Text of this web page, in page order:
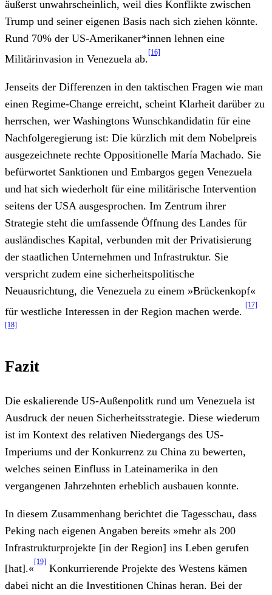
äußerst unwahrscheinlich, weil dies Konflikte zwischen
Trump und seiner eigenen Basis nach sich ziehen könnte.
Rund 70% der US-Amerikaner*innen lehnen eine
Militärinvasion in Venezuela ab.
[16]
Jenseits der Differenzen in den taktischen Fragen wie man
einen Regime-Change erreicht, scheint Klarheit darüber zu
herrschen, wer Washingtons Wunschkandidatin für eine
Nachfolgeregierung ist: Die kürzlich mit dem Nobelpreis
ausgezeichnete rechte Oppositionelle María Machado. Sie
befürwortet Sanktionen und Embargos gegen Venezuela
und hat sich wiederholt für eine militärische Intervention
seitens der USA ausgesprochen. Im Zentrum ihrer
Strategie steht die umfassende Öffnung des Landes für
ausländisches Kapital, verbunden mit der Privatisierung
der staatlichen Unternehmen und Infrastruktur. Sie
verspricht zudem eine sicherheitspolitische
Neuausrichtung, die Venezuela zu einem »Brückenkopf«
für westliche Interessen in der Region machen werde.
[17]
[18]
Fazit
Die eskalierende US-Außenpolitk rund um Venezuela ist
Ausdruck der neuen Sicherheitsstrategie. Diese wiederum
ist im Kontext des relativen Niedergangs des US-
Imperiums und der Konkurrenz zu China zu bewerten,
welches seinen Einfluss in Lateinamerika in den
vergangenen Jahrzehnten erheblich ausbauen konnte.
In diesem Zusammenhang berichtet die Tagesschau, dass
Peking nach eigenen Angaben bereits »mehr als 200
Infrastrukturprojekte [in der Region] ins Leben gerufen
[hat].«
[19]
Konkurrierende Projekte des Westens kämen
dabei nicht an die Investitionen Chinas heran. Bei der